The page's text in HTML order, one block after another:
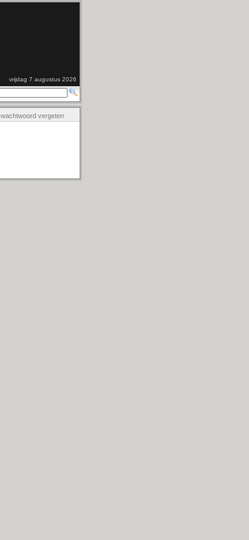
vrijdag 7 augustus 2026
wachtwoord vergeten